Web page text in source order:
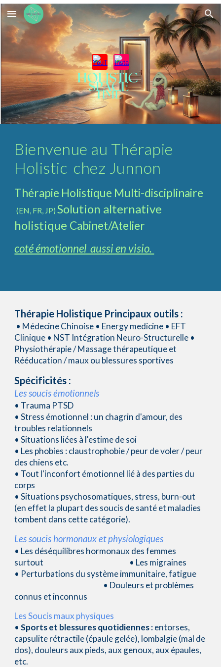
Skip to main content Skip to navigation
Bienvenue au Thérapie
Holistic chez Junnon
Thérapie Holistique Multi-disciplinaire
(EN, FR, JP)Solution alternative
holistique Cabinet/Atelier
coté émotionnel aussi en visio.
Thérapie Holistique Principaux outils :
• Médecine Chinoise • Energy medicine • EFT
Clinique • NST Intégration Neuro-Structurelle •
Physiothérapie / Massage thérapeutique et
Rééducation / maux ou blessures sportives
Spécificités :
Les soucis émotionnels
• Trauma PTSD
• Stress émotionnel : un chagrin d'amour, des
troubles relationnels
• Situations liées à l'estime de soi
• Les phobies : claustrophobie / peur de voler / peur
des chiens etc.
• Tout l'inconfort émotionnel lié à des parties du
corps
• Situations psychosomatiques, stress, burn-out
(en effet la plupart des soucis de santé et maladies
tombent dans cette catégorie).
Les soucis hormonaux et physiologiques
• Les déséquilibres hormonaux des femmes
surtout • Les migraines
• Perturbations du système immunitaire, fatigue
• Douleurs et problèmes
connus et inconnus
Les Soucis maux physiques
•Sports et blessures quotidiennes :entorses,
capsulite rétractile (épaule gelée), lombalgie (mal de
dos), douleurs aux pieds, aux genoux, aux épaules,
etc.